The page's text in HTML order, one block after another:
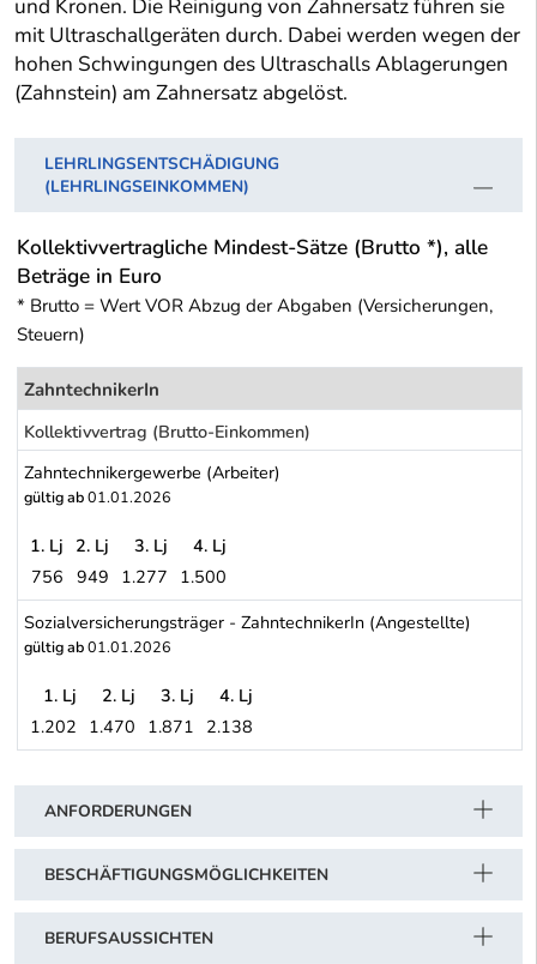
und Kronen. Die Reinigung von Zahnersatz führen sie
mit Ultraschallgeräten durch. Dabei werden wegen der
hohen Schwingungen des Ultraschalls Ablagerungen
(Zahnstein) am Zahnersatz abgelöst.
LEHRLINGSENTSCHÄDIGUNG
(LEHRLINGSEINKOMMEN)
Kollektivvertragliche Mindest-Sätze (Brutto *), alle
Beträge in Euro
* Brutto = Wert VOR Abzug der Abgaben (Versicherungen,
Steuern)
ZahntechnikerIn
Kollektivvertrag (Brutto-Einkommen)
Zahntechnikergewerbe (Arbeiter)
gültig ab01.01.2026
Zahntechnikergewerbe (Arbeiter)
1. Lj 2. Lj 3. Lj
4. Lj
756 949 1.277 1.500
Sozialversicherungsträger - ZahntechnikerIn (Angestellte)
gültig ab01.01.2026
Sozialversicherungsträger - ZahntechnikerIn (Angestellte)
1. Lj 2. Lj 3. Lj
4. Lj
1.202 1.470 1.871 2.138
ANFORDERUNGEN
BESCHÄFTIGUNGSMÖGLICHKEITEN
BERUFSAUSSICHTEN